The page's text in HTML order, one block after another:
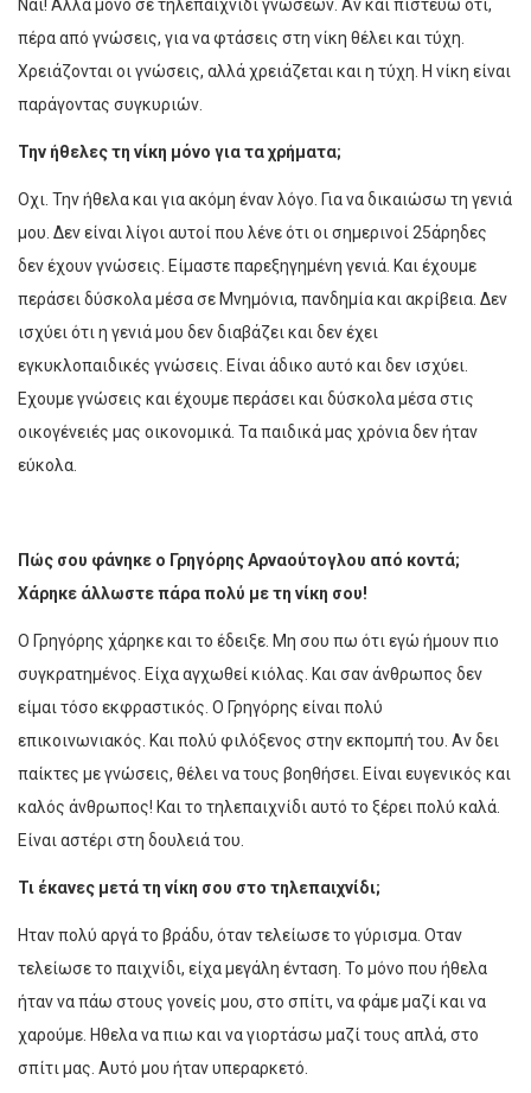
Ναι! Αλλά μόνο σε τηλεπαιχνίδι γνώσεων. Αν και πιστεύω ότι,
πέρα από γνώσεις, για να φτάσεις στη νίκη θέλει και τύχη.
Χρειάζονται οι γνώσεις, αλλά χρειάζεται και η τύχη. Η νίκη είναι
παράγοντας συγκυριών.
Την ήθελες τη νίκη μόνο για τα χρήματα;
Οχι. Την ήθελα και για ακόμη έναν λόγο. Για να δικαιώσω τη γενιά
μου. Δεν είναι λίγοι αυτοί που λένε ότι οι σημερινοί 25άρηδες
δεν έχουν γνώσεις. Είμαστε παρεξηγημένη γενιά. Και έχουμε
περάσει δύσκολα μέσα σε Μνημόνια, πανδημία και ακρίβεια. Δεν
ισχύει ότι η γενιά μου δεν διαβάζει και δεν έχει
εγκυκλοπαιδικές γνώσεις. Είναι άδικο αυτό και δεν ισχύει.
Εχουμε γνώσεις και έχουμε περάσει και δύσκολα μέσα στις
οικογένειές μας οικονομικά. Τα παιδικά μας χρόνια δεν ήταν
εύκολα.
Πώς σου φάνηκε ο Γρηγόρης Αρναούτογλου από κοντά;
Χάρηκε άλλωστε πάρα πολύ με τη νίκη σου!
Ο Γρηγόρης χάρηκε και το έδειξε. Μη σου πω ότι εγώ ήμουν πιο
συγκρατημένος. Είχα αγχωθεί κιόλας. Και σαν άνθρωπος δεν
είμαι τόσο εκφραστικός. Ο Γρηγόρης είναι πολύ
επικοινωνιακός. Και πολύ φιλόξενος στην εκπομπή του. Αν δει
παίκτες με γνώσεις, θέλει να τους βοηθήσει. Είναι ευγενικός και
καλός άνθρωπος! Και το τηλεπαιχνίδι αυτό το ξέρει πολύ καλά.
Είναι αστέρι στη δουλειά του.
Τι έκανες μετά τη νίκη σου στο τηλεπαιχνίδι;
Ηταν πολύ αργά το βράδυ, όταν τελείωσε το γύρισμα. Οταν
τελείωσε το παιχνίδι, είχα μεγάλη ένταση. Το μόνο που ήθελα
ήταν να πάω στους γονείς μου, στο σπίτι, να φάμε μαζί και να
χαρούμε. Ηθελα να πιω και να γιορτάσω μαζί τους απλά, στο
σπίτι μας. Αυτό μου ήταν υπεραρκετό.